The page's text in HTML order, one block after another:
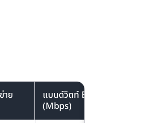
าย
แบนด์วิดท์ EBS
(Mbps)